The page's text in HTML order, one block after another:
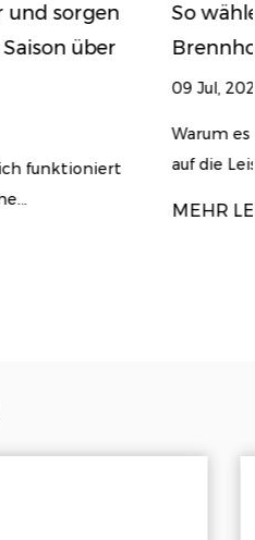
richtigen Holzspalter
und Ihre Holzart
Auswahl eines Holzspalters
A Holzspalter ...